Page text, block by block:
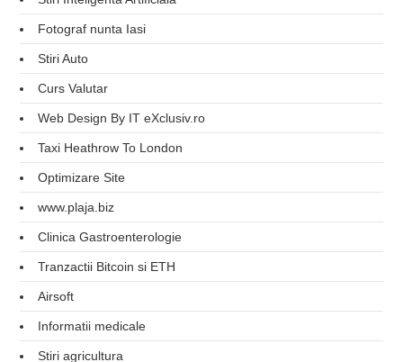
Fotograf nunta Iasi
Stiri Auto
Curs Valutar
Web Design By IT eXclusiv.ro
Taxi Heathrow To London
Optimizare Site
www.plaja.biz
Clinica Gastroenterologie
Tranzactii Bitcoin si ETH
Airsoft
Informatii medicale
Stiri agricultura